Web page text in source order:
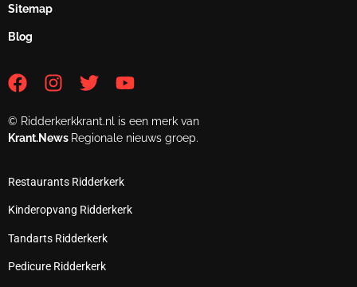
Sitemap
Blog
© Ridderkerkkrant.nl is een merk van
Krant.News Regionale nieuws groep.
Restaurants Ridderkerk
Kinderopvang Ridderkerk
Tandarts Ridderkerk
Pedicure Ridderkerk